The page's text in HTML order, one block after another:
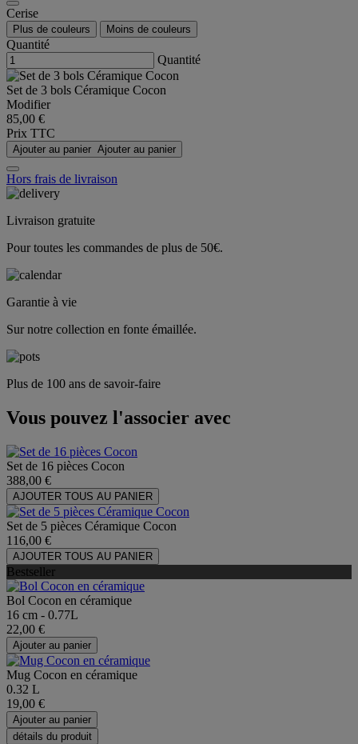
Cerise
Plus de couleurs Moins de couleurs
Quantité
Quantité
Set de 3 bols Céramique Cocon
Modifier
85,00 €
Prix TTC
Ajouter au panier Ajouter au panier
Hors frais de livraison
Livraison gratuite
Pour toutes les commandes de plus de 50€.
Garantie à vie
Sur notre collection en fonte émaillée.
Plus de 100 ans de savoir-faire
Vous pouvez l'associer avec
Set de 16 pièces Cocon
388,00 €
AJOUTER TOUS AU PANIER
Set de 5 pièces Céramique Cocon
116,00 €
AJOUTER TOUS AU PANIER
Bestseller
Bol Cocon en céramique
16 cm - 0.77L
22,00 €
Ajouter au panier
Mug Cocon en céramique
0.32 L
19,00 €
Ajouter au panier
détails du produit